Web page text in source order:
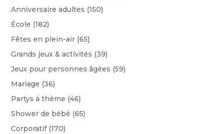
Anniversaire adultes (150)
École (182)
Fêtes en plein-air (65)
Grands jeux & activités (39)
Jeux pour personnes âgées (59)
Mariage (36)
Partys à thème (46)
Shower de bébé (65)
Corporatif (170)